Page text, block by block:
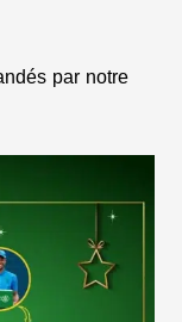
par notre